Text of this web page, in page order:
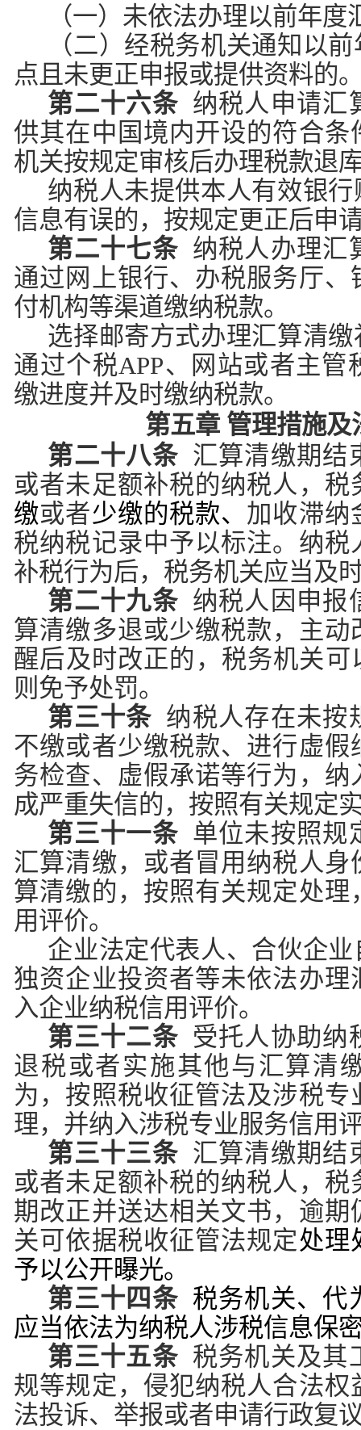
（一）未依法办理以前年
（二）经税务机关通知以
点且未更正申报或提供资料的
第二十六条 纳税人申请汇
供其在中国境内开设的符合条
机关按规定审核后办理税款退
纳税人未提供本人有效银
信息有误的，按规定更正后申
第二十七条 纳税人办理汇
通过网上银行、办税服务厅、
付机构等渠道缴纳税款。
选择邮寄方式办理汇算清
通过个税APP、网站或者主管
缴进度并及时缴纳税款。
第五章 管理措施及
第二十八条 汇算清缴期结
或者未足额补税的纳税人，税
缴或者少缴的税款、 加收滞纳
税纳税记录中予以标注。纳税
补税行为后，税务机关应当及
第二十九条 纳税人因申报
算清缴多退或少缴税款，主动
醒后及时改正的，税务机关可
则免予处罚。
第三十条 纳税人存在未按
不缴或者少缴税款、进行虚假
务检查、虚假承诺等行为，纳
成严重失信的，按照有关规定
第三十一条 单位未按照规
汇算清缴，或者冒用纳税人身
算清缴的，按照有关规定处理
用评价。
企业法定代表人、合伙企
独资企业投资者等未依法办理
入企业纳税信用评价。
第三十二条 受托人协助纳
退税或者实施其他与汇算清
为，按照税收征管法及涉税
理，并纳入涉税专业服务信用
第三十三条 汇算清缴期结
或者未足额补税的纳税人，
期改正并送达相关文书，逾期
关可依据税收征管法规定处理
予以公开曝光。
第三十四条 税务机关、代
应当依法为纳税人涉税信息保
第三十五条 税务机关及其
规等规定，侵犯纳税人合法权
法投诉、举报或者申请行政复